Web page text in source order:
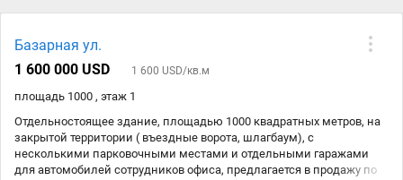
Базарная ул.
1 600 000 USD
1 600 USD/кв.м
площадь 1000 , этаж 1
Отдельностоящее здание, площадью 1000 квадратных метров, на
закрытой территории ( въездные ворота, шлагбаум), с
несколькими парковочными местами и отдельными гаражами
для автомобилей сотрудников офиса, предлагается в продажу по